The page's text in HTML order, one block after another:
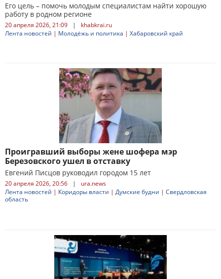
Его цель – помочь молодым специалистам найти хорошую
работу в родном регионе
20 апреля 2026, 21:09 |
khabkrai.ru
Лента новостей | Молодёжь и политика | Хабаровский край
Проигравший выборы жене шофера мэр
Березовского ушел в отставку
Евгений Писцов руководил городом 15 лет
20 апреля 2026, 20:56 |
ura.news
Лента новостей | Коридоры власти | Думские будни | Свердловская
область